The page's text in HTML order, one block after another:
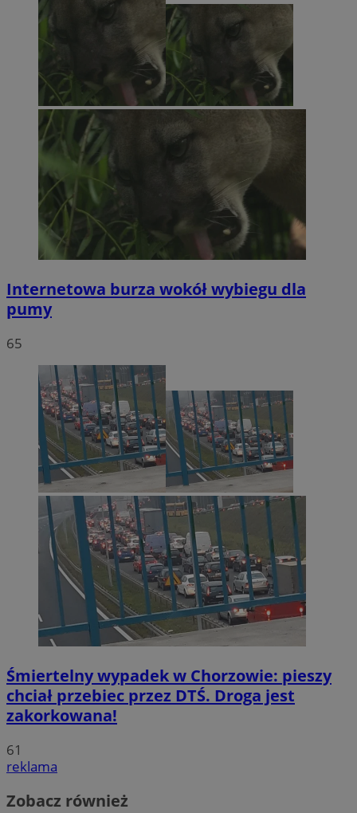
Internetowa burza wokół wybiegu dla
pumy
65
Śmiertelny wypadek w Chorzowie: pieszy
chciał przebiec przez DTŚ. Droga jest
zakorkowana!
61
reklama
Zobacz również